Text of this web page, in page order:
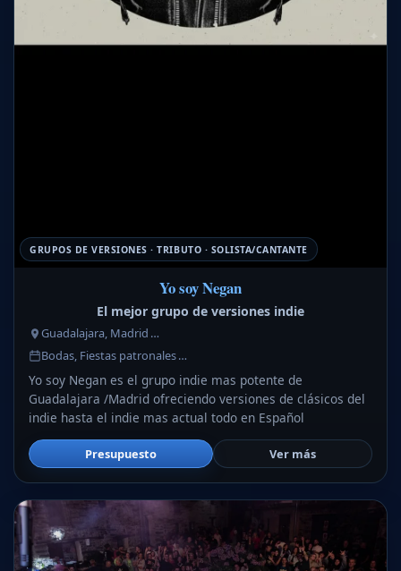
GRUPOS DE VERSIONES · TRIBUTO · SOLISTA/CANTANTE
Yo soy Negan
El mejor grupo de versiones indie
Guadalajara, Madrid …
Bodas, Fiestas patronales …
Yo soy Negan es el grupo indie mas potente de
Guadalajara /Madrid ofreciendo versiones de clásicos del
indie hasta el indie mas actual todo en Español
Presupuesto Ver más